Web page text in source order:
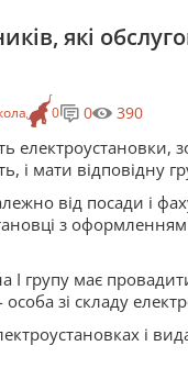
які
0 0 390
електроустановки,
і мати відповідну
від посади і
з
I групу має
зі складу
і